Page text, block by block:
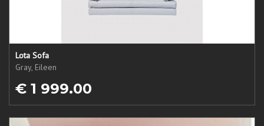
Lota Sofa
Gray, Eileen
€ 1 999.00